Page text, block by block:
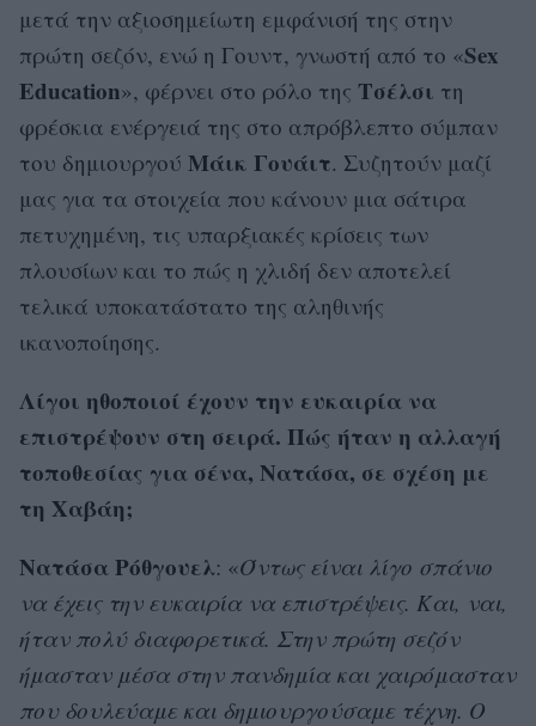
μετά την αξιοσημείωτη εμφάνισή της στην
πρώτη σεζόν, ενώ η Γουντ, γνωστή από το «Sex
Education», φέρνει στο ρόλο της Τσέλσι τη
φρέσκια ενέργειά της στο απρόβλεπτο σύμπαν
του δημιουργού Μάικ Γουάιτ. Συζητούν μαζί
μας για τα στοιχεία που κάνουν μια σάτιρα
πετυχημένη, τις υπαρξιακές κρίσεις των
πλουσίων και το πώς η χλιδή δεν αποτελεί
τελικά υποκατάστατο της αληθινής
ικανοποίησης.
Λίγοι ηθοποιοί έχουν την ευκαιρία να
επιστρέψουν στη σειρά. Πώς ήταν η αλλαγή
τοποθεσίας για σένα, Νατάσα, σε σχέση με
τη Χαβάη;
Νατάσα Ρόθγουελ: «Όντως είναι λίγο σπάνιο
να έχεις την ευκαιρία να επιστρέψεις. Και, ναι,
ήταν πολύ διαφορετικά. Στην πρώτη σεζόν
ήμασταν μέσα στην πανδημία και χαιρόμασταν
που δουλεύαμε και δημιουργούσαμε τέχνη. Ο